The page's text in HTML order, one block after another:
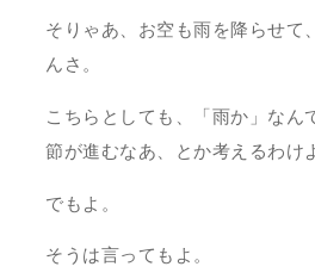
そりゃあ、お空も雨を降らせて
んさ。
こちらとしても、「雨か」なん
節が進むなあ、とか考えるわけ
でもよ。
そうは言ってもよ。